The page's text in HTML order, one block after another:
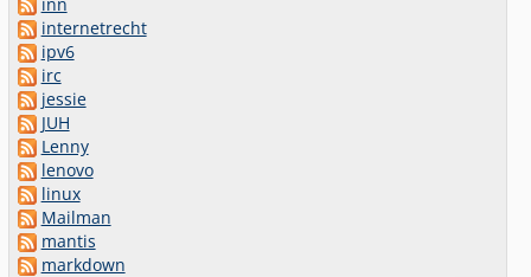
internetrecht
ipv6
irc
jessie
JUH
Lenny
lenovo
linux
Mailman
mantis
markdown